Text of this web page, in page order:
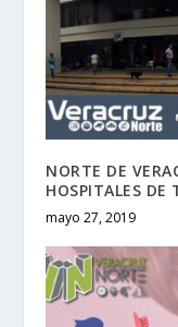
NORTE DE
HOSPITALES DE
mayo 27, 2019